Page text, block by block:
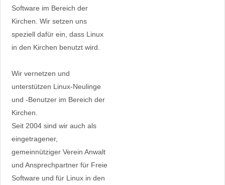
Software im Bereich der
Kirchen. Wir setzen uns
speziell dafür ein, dass Linux
in den Kirchen benutzt wird.
Wir vernetzen und
unterstützen Linux-Neulinge
und -Benutzer im Bereich der
Kirchen.
Seit 2004 sind wir auch als
eingetragener,
gemeinnütziger Verein Anwalt
und Ansprechpartner für Freie
Software und für Linux in den